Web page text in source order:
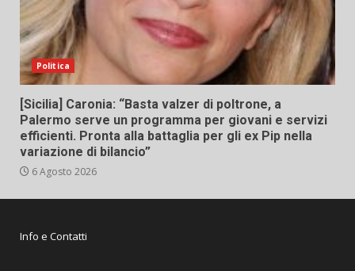
Politica
[Sicilia] Caronia: “Basta valzer di poltrone, a
Palermo serve un programma per giovani e servizi
efficienti. Pronta alla battaglia per gli ex Pip nella
variazione di bilancio”
6 Agosto 2026
Info e Contatti